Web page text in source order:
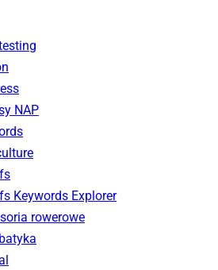
NAP
Keywords Explorer
rowerowe